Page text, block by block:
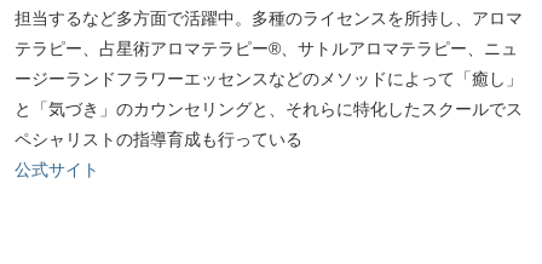
担当するなど多方面で活躍中。多種のライセンスを所持し、アロマ
テラピー、占星術アロマテラピー®、サトルアロマテラピー、ニュ
ージーランドフラワーエッセンスなどのメソッドによって「癒し」
と「気づき」のカウンセリングと、それらに特化したスクールでス
ペシャリストの指導育成も行っている
公式サイト